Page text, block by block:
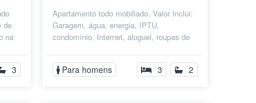
de
na
3
Apartamento todo mobiliado. Valor Inclui:
Garagem, água, energia, IPTU,
condomínio, Internet, aluguel, roupas de
Para homens 3 2